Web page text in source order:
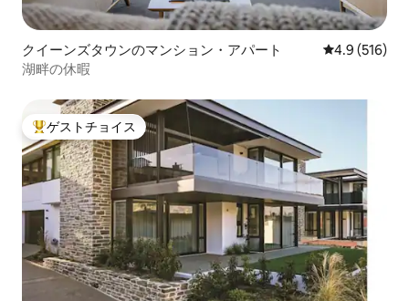
クイーンズタウンのマンション・アパート レビュー516
4.9 (516)
湖畔の休暇
大好評のゲストチョイスです。
ゲストチョイス